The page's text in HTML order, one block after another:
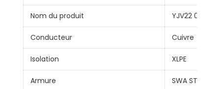
Nom du produit YJV22 0,6/1kV
Conducteur Cuivre
Isolation XLPE
Armure SWA STA